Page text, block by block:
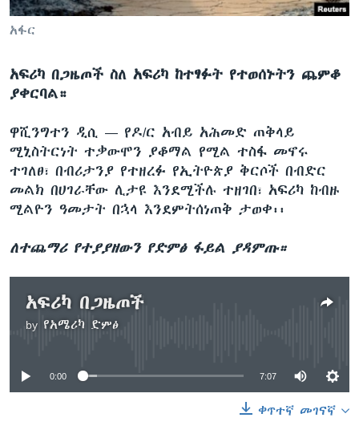
አፋር
አፍሪካ በጋዜጦች ስለ አፍሪካ ከተፃፉት የተወሰኑትን ጨምቆ
ያቀርባል።
ዋሺንግተን ዲሲ — የዶ/ር አብይ አሕመድ ጠቅላይ
ሚኒስትርነት ተቃውሞን ያቆማል የሚል ተስፋ መኖሩ
ተገለፀ፣ በብሪታንያ የተዘረፉ የኢትዮጵያ ቅርሶች በብድር
መልክ በሀገራቸው ሊታዩ እንደሚችሉ ተዘገበ፣ አፍሪካ ከብዙ
ሚልዮን ዓመታት በኋላ እንደምትሰነጠቅ ታወቀ፡፡
ለተጨማሪ የተያያዘውን የድምፅ ፋይል ያዳምጡ።
አፍሪካ በጋዜጦች
by የአሜሪካ ድምፅ
No media source currently available
0:00 7:07
ቀጥተኛ መገናኛ